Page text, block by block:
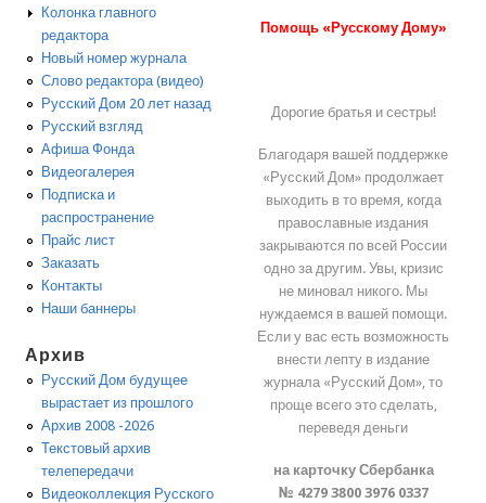
Колонка главного
редактора
Новый номер журнала
Слово редактора (видео)
Русский Дом 20 лет назад
Русский взгляд
Афиша Фонда
Видеогалерея
Подписка и
распространение
Прайс лист
Заказать
Контакты
Наши баннеры
Архив
Русский Дом будущее
вырастает из прошлого
Архив 2008 -2026
Текстовый архив
телепередачи
Видеоколлекция Русского
Помощь «Русскому Дому»
Дорогие братья и сестры!
Благодаря вашей поддержке
«Русский Дом» продолжает
выходить в то время, когда
православные издания
закрываются по всей России
одно за другим. Увы, кризис
не миновал никого. Мы
нуждаемся в вашей помощи.
Если у вас есть возможность
внести лепту в издание
журнала «Русский Дом», то
проще всего это сделать,
переведя деньги
на карточку Сбербанка
№ 4279 3800 3976 0337